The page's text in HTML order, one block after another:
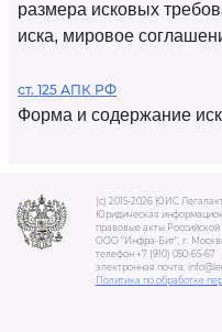
размера исковых
иска, мировое
ст. 125 АПК РФ
Форма и содержание
(c) 2015-2026 ЮИС
Юридическая
правовые акты
ООО "Инфра-Бит", г.
телефон +7 (910) 050-65-67
электронная почта:
Политика по обработке